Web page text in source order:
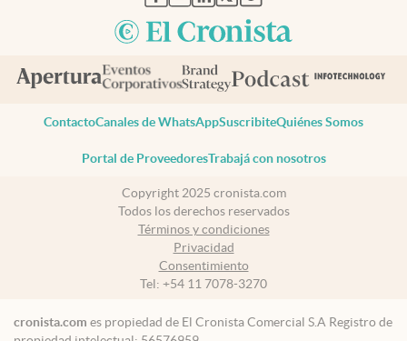
ContactoCanales de WhatsAppSuscribiteQuiénes Somos
Portal de ProveedoresTrabajá con nosotros
Copyright 2025 cronista.com
Todos los derechos reservados
Términos y condiciones
Privacidad
Consentimiento
Tel: +54 11 7078-3270
cronista.com es propiedad de El Cronista Comercial S.A Registro de